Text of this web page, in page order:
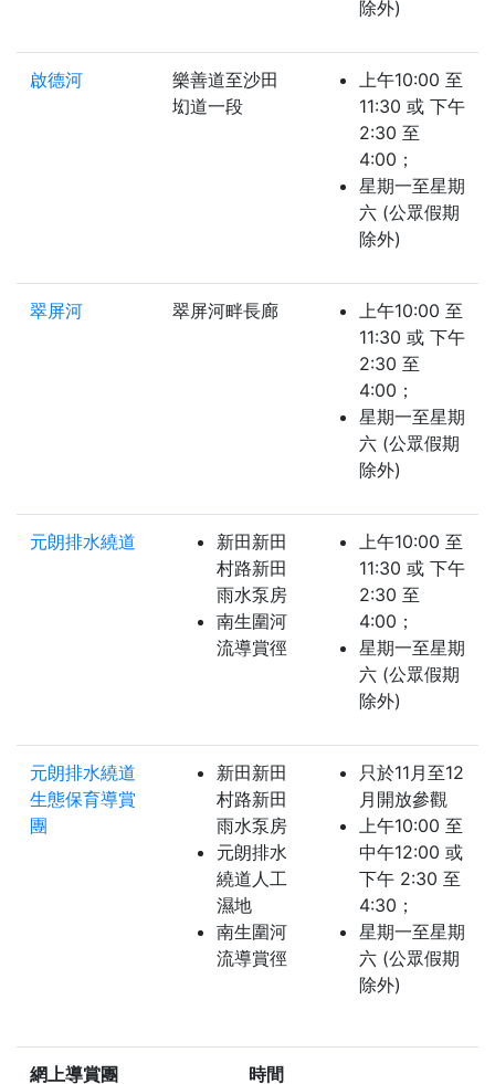
除外)
啟德河
樂善道至沙田
㘭道一段
上午10:00 至
11:30 或 下午
2:30 至
4:00；
星期一至星期
六 (公眾假期
除外)
翠屏河 翠屏河畔長廊
上午10:00 至
11:30 或 下午
2:30 至
4:00；
星期一至星期
六 (公眾假期
除外)
元朗排水繞道
新田新田
村路新田
雨水泵房
南生圍河
流導賞徑
上午10:00 至
11:30 或 下午
2:30 至
4:00；
星期一至星期
六 (公眾假期
除外)
元朗排水繞道
生態保育導賞
團
新田新田
村路新田
雨水泵房
元朗排水
繞道人工
濕地
南生圍河
流導賞徑
只於11月至12
月開放參觀
上午10:00 至
中午12:00 或
下午 2:30 至
4:30；
星期一至星期
六 (公眾假期
除外)
網上導賞團 時間